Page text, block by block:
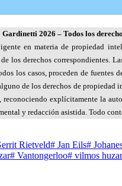
2026 – Todos los
en materia de propiedad
derechos correspondientes.
los casos, proceden de fuentes
de los derechos de
explícitamente la
y redacción asistida. Todo
Rietveld# Jan Eils#
# Vantongerloo# vilmos huzar